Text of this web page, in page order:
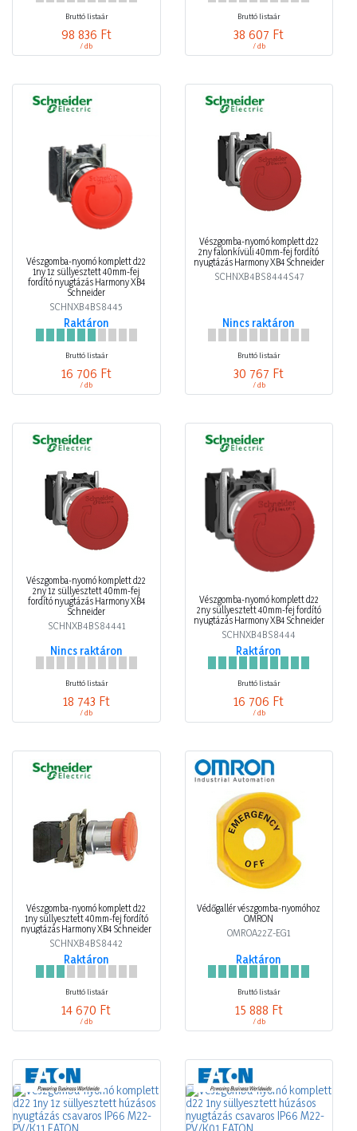
Bruttó listaár
98 836 Ft
/ db
Bruttó listaár
38 607 Ft
/ db
Vészgomba-nyomó komplett d22
1ny 1z süllyesztett 40mm-fej
fordító nyugtázás Harmony XB4
Schneider
SCHNXB4BS8445
Raktáron
Bruttó listaár
16 706 Ft
/ db
Vészgomba-nyomó komplett d22
2ny falonkívüli 40mm-fej fordító
nyugtázás Harmony XB4 Schneider
SCHNXB4BS8444S47
Nincs raktáron
Bruttó listaár
30 767 Ft
/ db
Vészgomba-nyomó komplett d22
2ny 1z süllyesztett 40mm-fej
fordító nyugtázás Harmony XB4
Schneider
SCHNXB4BS84441
Nincs raktáron
Bruttó listaár
18 743 Ft
/ db
Vészgomba-nyomó komplett d22
2ny süllyesztett 40mm-fej fordító
nyugtázás Harmony XB4 Schneider
SCHNXB4BS8444
Raktáron
Bruttó listaár
16 706 Ft
/ db
Vészgomba-nyomó komplett d22
1ny süllyesztett 40mm-fej fordító
nyugtázás Harmony XB4 Schneider
SCHNXB4BS8442
Raktáron
Bruttó listaár
14 670 Ft
/ db
Védőgallér vészgomba-nyomóhoz
OMRON
OMROA22Z-EG1
Raktáron
Bruttó listaár
15 888 Ft
/ db